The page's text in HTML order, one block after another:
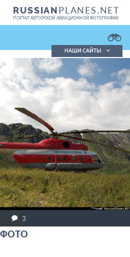
RUSSIANPLANES.NET
ПОРТАЛ АВТОРСКОЙ АВИАЦИОННОЙ ФОТОГРАФИИ
фотографий
в реестре
Подробно
НАШИ САЙТЫ
3